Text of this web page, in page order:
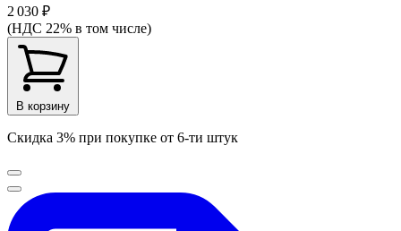
2 030 ₽
(НДС 22% в том числе)
В корзину
Скидка 3% при покупке от 6-ти штук